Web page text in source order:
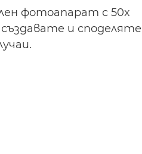
фотоапарат с 50x
и споделяте